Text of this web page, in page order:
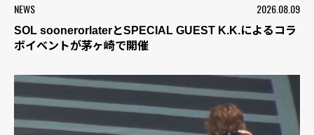
NEWS 2026.08.09
SOL soonerorlaterとSPECIAL GUEST K.K.によるコラ
ボイベントが茅ヶ崎で開催